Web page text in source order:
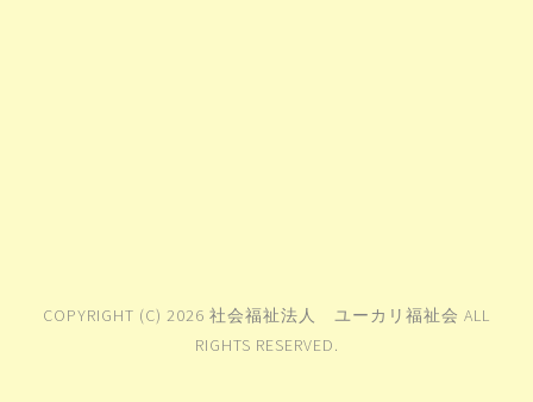
COPYRIGHT (C) 2026 社会福祉法人 ユーカリ福祉会 ALL
RIGHTS RESERVED.